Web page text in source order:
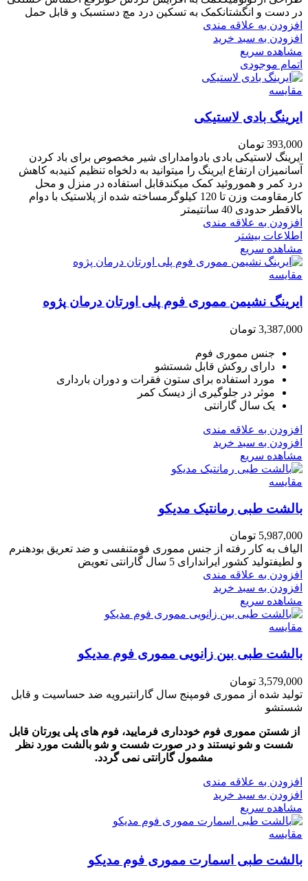
در دست و انگشتانکمک به تسکین درد مچ دستسبک و قابل حمل
افزودن به علاقه مندی
افزودن به سبد خرید
مشاهده سریع
اتمام موجودی
مقایسه
ایرینگ بادی لاستیکی
393,000 تومان
ایرینگ لاستیکی بادی بادوامدارای شیر مخصوص برای باد کردن
آسانمیزان ارتفاع ایرینگ را میتوانید به دلخواه تنظیم کنیدبه کاهش
درد کمر و هموروئید کمک میکندقابل استفاده در منزل و محل
کارمقاومت وزن تا 120 کیلوگرمساخته شده از پلاستیک با دوام
بالاقطر حدودی 40 سانتیمتر
افزودن به علاقه مندی
اطلاعات بیشتر
مشاهده سریع
مقایسه
ایرینگ نشیمن مموری فوم پلی اورتان درمان پژوه
3,387,000 تومان
جنس مموری فوم
دارای روکش قابل شستشو
مورد استفاده برای ستون فقرات و دوران بارداری
موثر در جلوگیری از دیسک کمر
یک سال گارانتی
افزودن به علاقه مندی
افزودن به سبد خرید
مشاهده سریع
مقایسه
بالشت طبی رمانتیک مدیکو
5,987,000 تومان
الیاف به کار رفته از جنس مموری فومتنفسی و ضد تعریق بودهنرم
و لطیفتولید کشور ایراندارای 5 سال گارانتی تعویض
افزودن به علاقه مندی
افزودن به سبد خرید
مشاهده سریع
مقایسه
بالشت طبی بین زانویی مموری فوم مدیکو
3,579,000 تومان
تولید شده از مموری فومپنج سال گارانتیرویه ضد حساسیت و قابل
شستشو
از شستن مموری فوم خودداری فرمایید، فوم های پلی یورتان قابل
شست و شو نیستند و در صورت شست و شو بالشت مورد نظر
مشمول گارانتی نمی گردد.
افزودن به علاقه مندی
افزودن به سبد خرید
مشاهده سریع
مقایسه
بالشت طبی اسمارت مموری فوم مدیکو